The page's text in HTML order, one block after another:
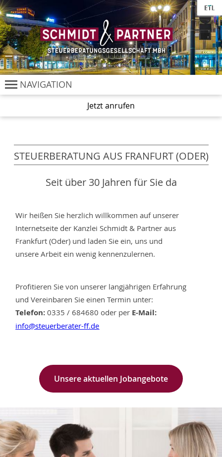
NAVIGATION
Jetzt anrufen
STEUERBERATUNG AUS FRANFURT (ODER)
Seit über 30 Jahren für Sie da
Wir heißen Sie herzlich willkommen auf unserer
Internetseite der Kanzlei Schmidt & Partner aus
Frankfurt (Oder) und laden Sie ein, uns und
unsere Arbeit ein wenig kennenzulernen.
Profitieren Sie von unserer langjährigen Erfahrung
und Vereinbaren Sie einen Termin unter:
Telefon: 0335 / 684680 oder per E-Mail:
info@steuerberater-ff.de
Unsere aktuellen Jobangebote
Cookie-Einstellungen